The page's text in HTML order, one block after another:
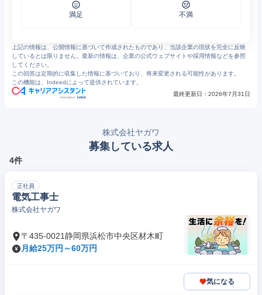
満足 不満
上記の情報は、公開情報に基づいて作成されたものであり、当該企業の現状を完全に反映
しているとは限りません。最新の情報は、企業の公式ウェブサイトや採用情報などを参照
してください。
この回答は定期的に収集した情報に基づいており、将来変更される可能性があります。
この機能は、Indeedによって提供されています。
最終更新日： 2026年7月31日
株式会社ヤガワ
募集している求人
4件
正社員
電気工事士
株式会社ヤガワ
〒435-0021静岡県浜松市中央区材木町
月給25万円～60万円
気になる